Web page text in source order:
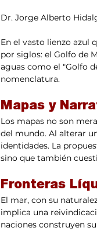
Dr. Jorge Alberto
En el vasto lienzo azul
por siglos: el Golfo de
aguas como el "Golfo
nomenclatura.
Mapas y
Los mapas no son
del mundo. Al alterar
identidades. La
sino que también
Fronteras
El mar, con su
implica una
naciones construyen